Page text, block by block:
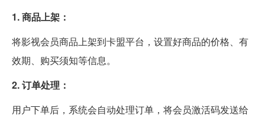
1. 商品上架：
将影视会员商品上架到卡盟平台，设置好商品的价格、有
效期、购买须知等信息。
2. 订单处理：
用户下单后，系统会自动处理订单，将会员激活码发送给